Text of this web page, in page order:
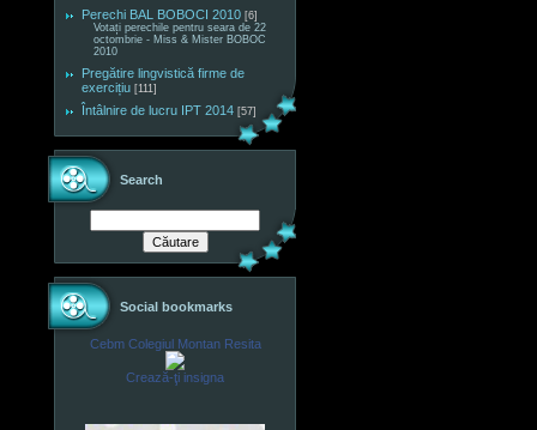
Perechi BAL BOBOCI 2010 [6]
Votați perechile pentru seara de 22
octombrie - Miss & Mister BOBOC
2010
Pregătire lingvistică firme de
exercițiu [111]
Întâlnire de lucru IPT 2014 [57]
Search
Social bookmarks
Cebm Colegiul Montan Resita
Crează-ţi insigna